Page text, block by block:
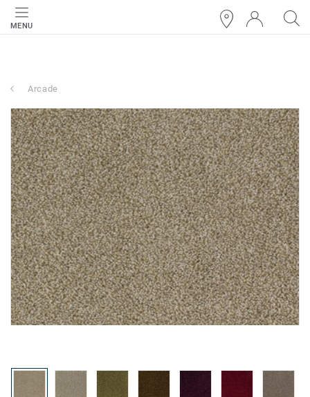
MENU
Arcade